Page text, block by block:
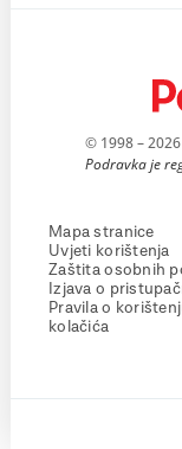
© 1998 –
Podravka je
Mapa stranice
Uvjeti korištenja
Zaštita osobnih
Izjava o
Pravila o
kolačića